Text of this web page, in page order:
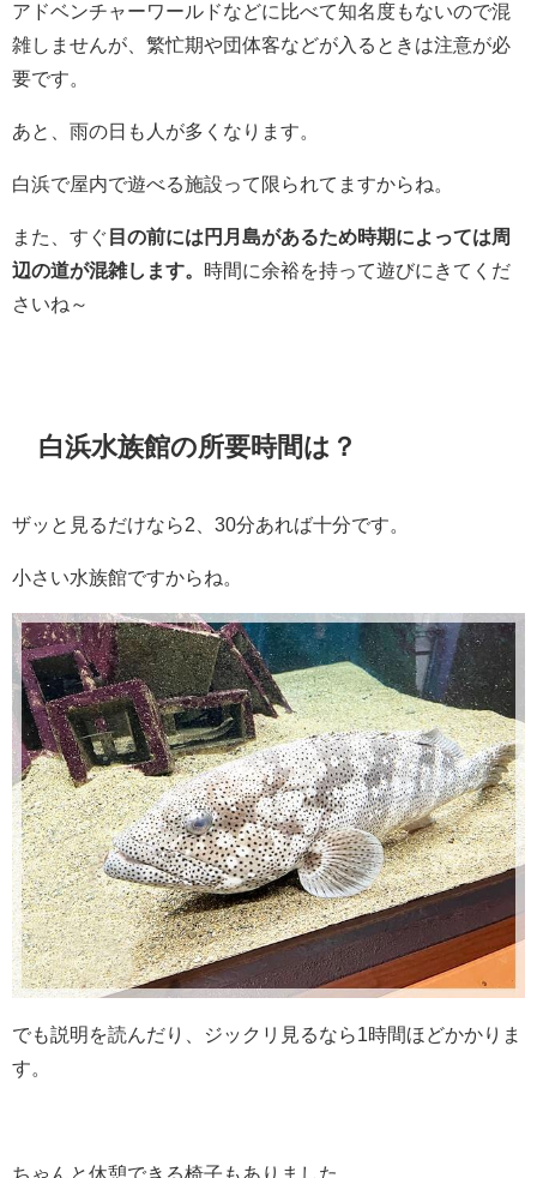
アドベンチャーワールドなどに比べて知名度もないので混
雑しませんが、繁忙期や団体客などが入るときは注意が必
要です。
あと、雨の日も人が多くなります。
白浜で屋内で遊べる施設って限られてますからね。
また、すぐ 目の前には円月島があるため時期によっては周
辺の道が混雑します。 時間に余裕を持って遊びにきてくだ
さいね～
白浜水族館の所要時間は？
ザッと見るだけなら2、30分あれば十分です。
小さい水族館ですからね。
でも説明を読んだり、ジックリ見るなら1時間ほどかかりま
す。
ちゃんと休憩できる椅子もありました。